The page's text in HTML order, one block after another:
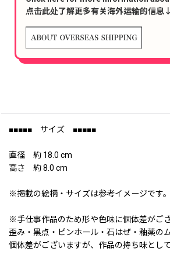
点击此处了解更多有关海外运输的信息↓
■■■■■ サイズ ■■■■■
直径 約 18.0 cm
高さ 約 8.0 cm
※掲載の絵柄・サイズは参考イメージです。
※手仕事作品のため形や色味に個体差がござ
歪み・黒点・ピンホール・石はぜ・釉薬の
個体差がございますが、作品の持ち味とし